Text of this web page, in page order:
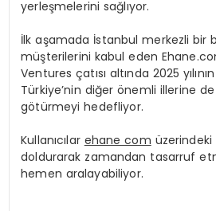
yerleşmelerini sağlıyor.
İlk aşamada İstanbul merkezli bir
müşterilerini kabul eden
Ventures çatısı altında 2025
Türkiye’nin diğer önemli illerine
götürmeyi hedefliyor.
Kullanıcılar ehane com
doldurarak zamandan tasarruf
hemen aralayabiliyor.